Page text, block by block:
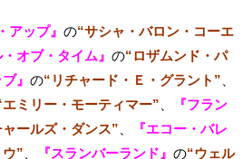
アップ』 の“サシャ・バロン・コーエ
・オブ・タイム』 の“ロザムンド・パ
』 の“リチャード・Ｅ・グラント”
エミリー・モーティマー”
『フラン
ャールズ・ダンス”
『エコー・バレ
” 『スランバーランド』 の“ウェル